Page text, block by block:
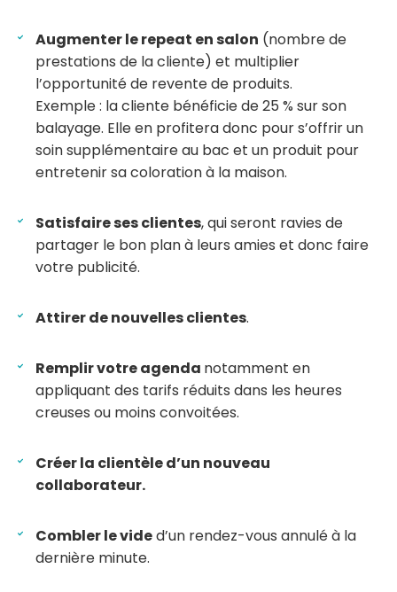
Augmenter le repeat en salon (nombre de
prestations de la cliente) et multiplier
l’opportunité de revente de produits.
Exemple : la cliente bénéficie de 25 % sur son
balayage. Elle en profitera donc pour s’offrir un
soin supplémentaire au bac et un produit pour
entretenir sa coloration à la maison.
Satisfaire ses clientes, qui seront ravies de
partager le bon plan à leurs amies et donc faire
votre publicité.
Attirer de nouvelles clientes.
Remplir votre agenda notamment en
appliquant des tarifs réduits dans les heures
creuses ou moins convoitées.
Créer la clientèle d’un nouveau
collaborateur.
Combler le vided’un rendez-vous annulé à la
dernière minute.